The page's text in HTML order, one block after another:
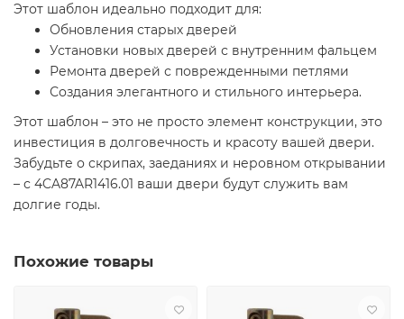
Этот шаблон идеально подходит для:
Обновления старых дверей
Установки новых дверей с внутренним фальцем
Ремонта дверей с поврежденными петлями
Создания элегантного и стильного интерьера.
Этот шаблон – это не просто элемент конструкции, это
инвестиция в долговечность и красоту вашей двери.
Забудьте о скрипах, заеданиях и неровном открывании
– с 4CA87AR1416.01 ваши двери будут служить вам
долгие годы.
Похожие товары